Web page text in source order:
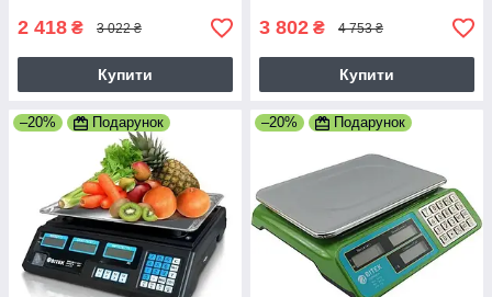
2 418 ₴ 3 022 ₴
Купити
3 802 ₴ 4 753 ₴
Купити
–20% Подарунок –20% Подарунок